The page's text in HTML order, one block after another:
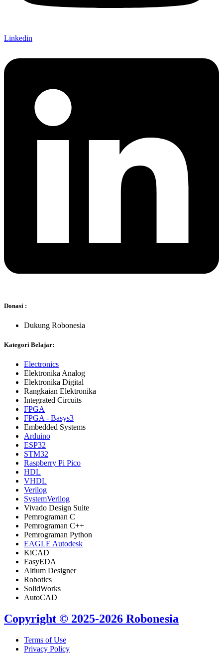
Linkedin
Donasi :
Dukung Robonesia
Kategori Belajar:
Electronics
Elektronika Analog
Elektronika Digital
Rangkaian Elektronika
Integrated Circuits
FPGA
FPGA - Basys3
Embedded Systems
Arduino
ESP32
STM32
Raspberry Pi Pico
HDL
VHDL
Verilog
SystemVerilog
Vivado Design Suite
Pemrograman C
Pemrograman C++
Pemrograman Python
EAGLE Autodesk
KiCAD
EasyEDA
Altium Designer
Robotics
SolidWorks
AutoCAD
Copyright © 2025-2026 Robonesia
Terms of Use
Privacy Policy